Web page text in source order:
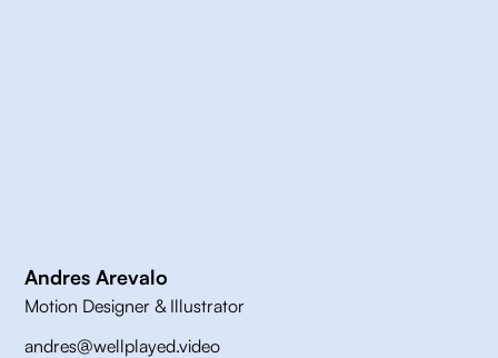
Andres Arevalo
Motion Designer & Illustrator
andres@wellplayed.video